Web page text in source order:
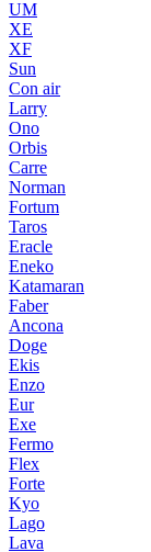
UM
XE
XF
Sun
Con air
Larry
Ono
Orbis
Carre
Norman
Fortum
Taros
Eracle
Eneko
Katamaran
Faber
Ancona
Doge
Ekis
Enzo
Eur
Exe
Fermo
Flex
Forte
Kyo
Lago
Lava